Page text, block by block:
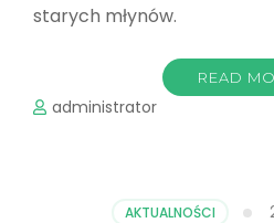
starych młynów.
READ
administrator
AKTUALNOŚCI